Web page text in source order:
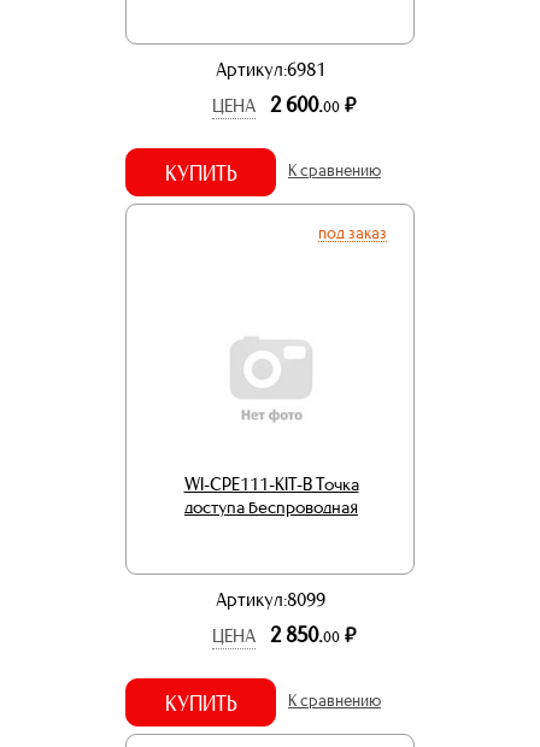
Артикул:6981
ЦЕНА
2 600.00 р.
КУПИТЬ К сравнению
под заказ
WI-CPE111-KIT-B Точка
доступа беспроводная
Артикул:8099
ЦЕНА
2 850.00 р.
КУПИТЬ К сравнению